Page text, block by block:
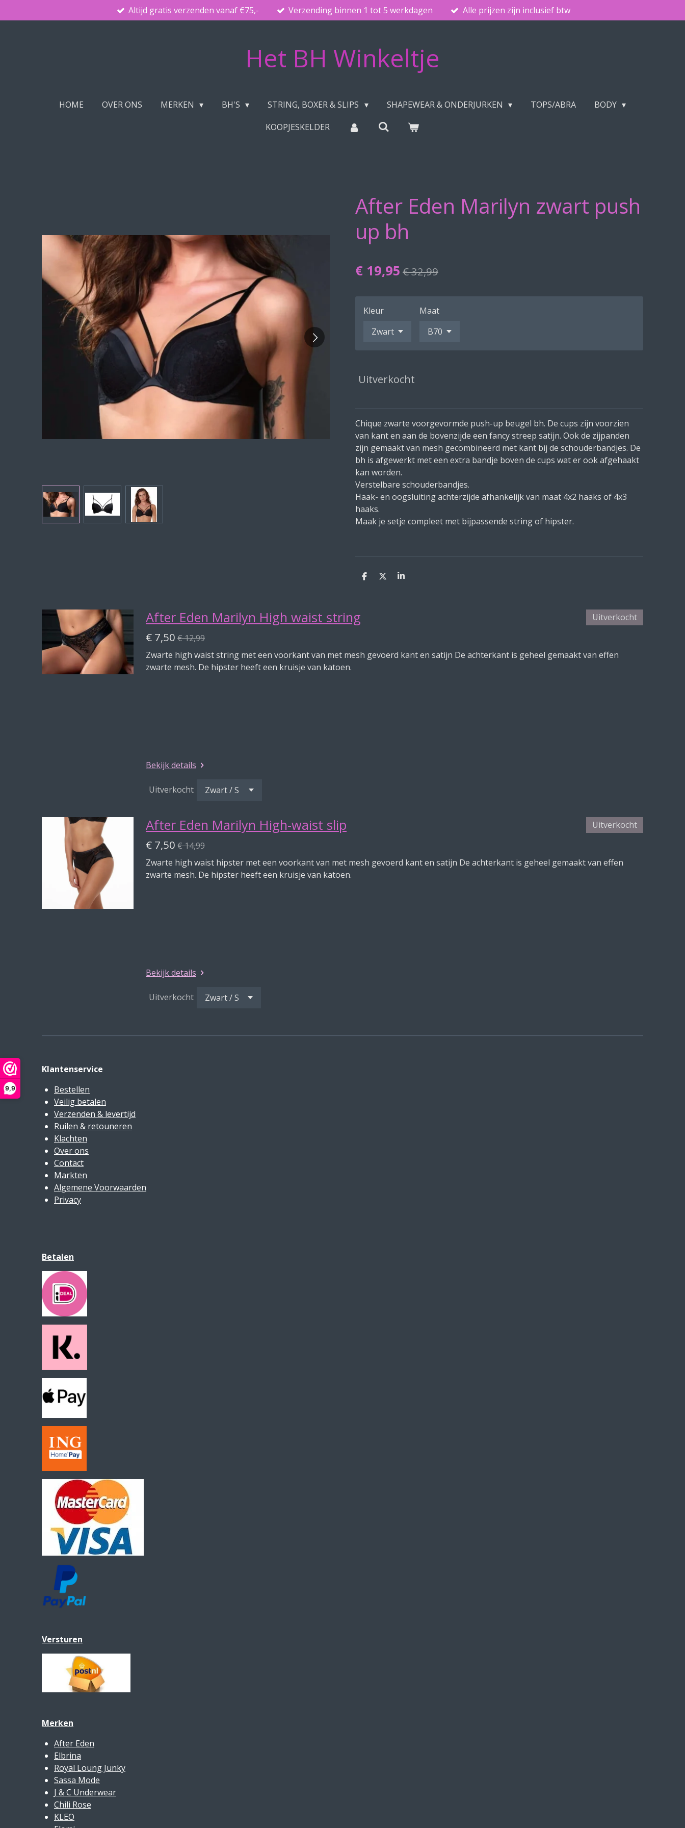
9,9
direct
Altijd gratis verzenden vanaf €75,- Verzending binnen 1 tot 5 werkdagen Alle prijzen zijn inclusief btw
Het BH Winkeltje
HOME OVER ONS MERKEN BH'S STRING, BOXER & SLIPS SHAPEWEAR & ONDERJURKEN TOPS/ABRA
BODY
KOOPJESKELDER
After Eden Marilyn zwart push
up bh
€ 19,95 € 32,99
Kleur Maat
Uitverkocht
Chique zwarte voorgevormde push-up beugel bh. De cups zijn voorzien
van kant en aan de bovenzijde een fancy streep satijn. Ook de zijpanden
zijn gemaakt van mesh gecombineerd met kant bij de schouderbandjes. De
bh is afgewerkt met een extra bandje boven de cups wat er ook afgehaakt
kan worden.
Verstelbare schouderbandjes.
Haak- en oogsluiting achterzijde afhankelijk van maat 4x2 haaks of 4x3
haaks.
Maak je setje compleet met bijpassende string of hipster.
D
D
S
Uitverkocht
After Eden Marilyn High waist string
€ 7,50 € 12,99
Zwarte high waist string met een voorkant van met mesh gevoerd kant en satijn De achterkant is geheel gemaakt van effen
zwarte mesh. De hipster heeft een kruisje van katoen.
Bekijk details
Uitverkocht
Uitverkocht
After Eden Marilyn High-waist slip
€ 7,50 € 14,99
Zwarte high waist hipster met een voorkant van met mesh gevoerd kant en satijn De achterkant is geheel gemaakt van effen
zwarte mesh. De hipster heeft een kruisje van katoen.
Bekijk details
Uitverkocht
Klantenservice
Bestellen
Veilig betalen
Verzenden & levertijd
Ruilen & retouneren
Klachten
Over ons
Contact
Markten
Algemene Voorwaarden
Privacy
Betalen
Versturen
Merken
After Eden
Elbrina
Royal Loung Junky
Sassa Mode
J & C Underwear
Chili Rose
KLEO